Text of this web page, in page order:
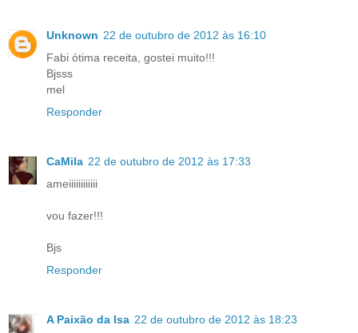
Unknown 22 de outubro de 2012 às 16:10
Fabi ótima receita, gostei muito!!!
Bjsss
mel
Responder
CaMila 22 de outubro de 2012 às 17:33
ameiiiiiiiiiiii
vou fazer!!!
Bjs
Responder
A Paixão da Isa 22 de outubro de 2012 às 18:23